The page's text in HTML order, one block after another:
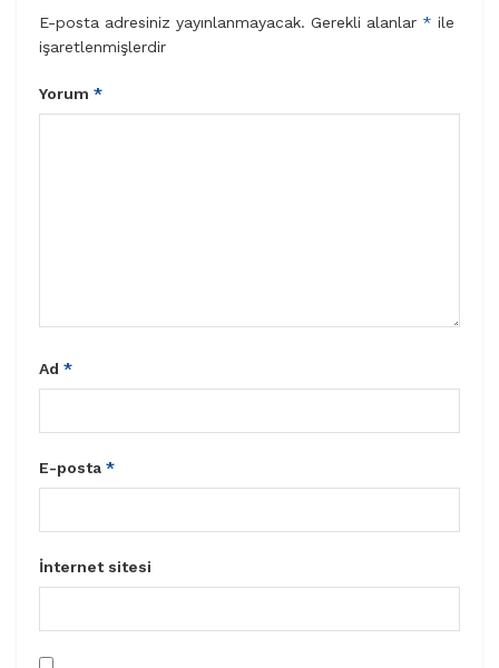
E-posta adresiniz yayınlanmayacak. Gerekli alanlar * ile
işaretlenmişlerdir
Yorum *
Ad *
E-posta *
İnternet sitesi